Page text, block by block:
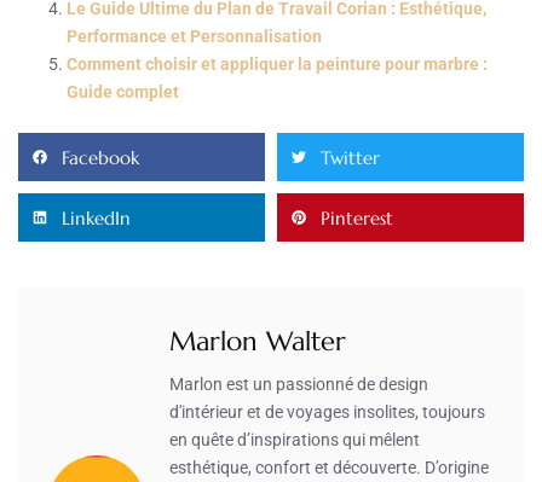
Le Guide Ultime du Plan de Travail Corian : Esthétique,
Performance et Personnalisation
Comment choisir et appliquer la peinture pour marbre :
Guide complet
Facebook Twitter
LinkedIn Pinterest
Marlon Walter
Marlon est un passionné de design
d'intérieur et de voyages insolites, toujours
en quête d’inspirations qui mêlent
esthétique, confort et découverte. D’origine